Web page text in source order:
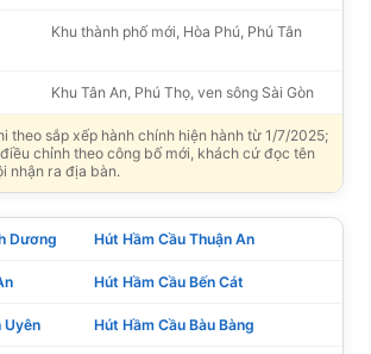
Khu thành phố mới, Hòa Phú, Phú Tân
Khu Tân An, Phú Thọ, ven sông Sài Gòn
theo sắp xếp hành chính hiện hành từ 1/7/2025;
chỉnh theo công bố mới, khách cứ đọc tên
nhận ra địa bàn.
Dương Hút Hầm Cầu Thuận An
Hút Hầm Cầu Bến Cát
Uyên Hút Hầm Cầu Bàu Bàng